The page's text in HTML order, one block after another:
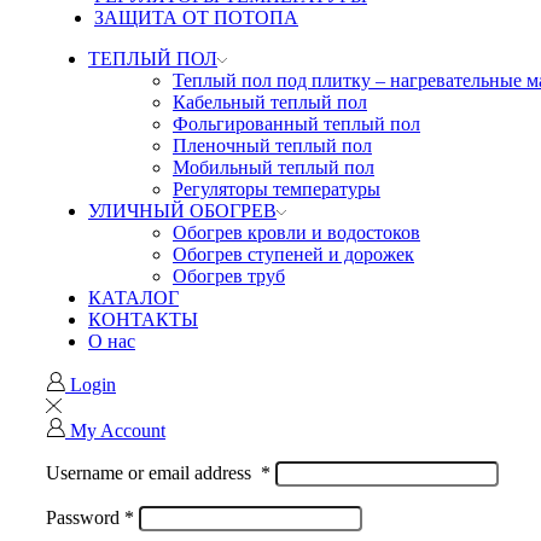
ЗАЩИТА ОТ ПОТОПА
ТЕПЛЫЙ ПОЛ
Теплый пол под плитку – нагревательные
Кабельный теплый пол
Фольгированный теплый пол
Пленочный теплый пол
Мобильный теплый пол
Регуляторы температуры
УЛИЧНЫЙ ОБОГРЕВ
Обогрев кровли и водостоков
Обогрев ступеней и дорожек
Обогрев труб
КАТАЛОГ
КОНТАКТЫ
О нас
Login
My Account
Username or email address *
Password *